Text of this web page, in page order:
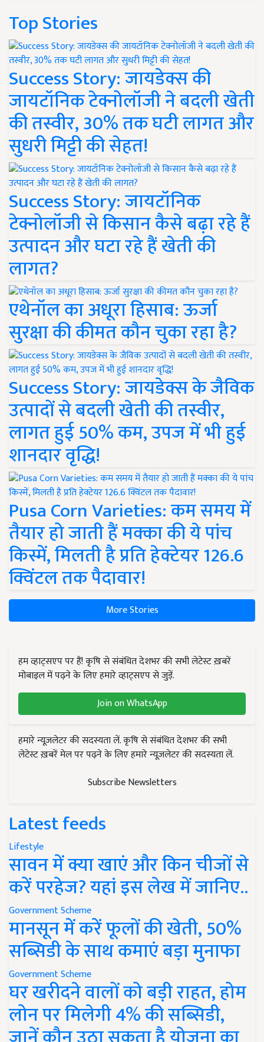
Top Stories
Success Story: जायडेक्स की
जायटॉनिक टेक्नोलॉजी ने बदली खेती
की तस्वीर, 30% तक घटी लागत और
सुधरी मिट्टी की सेहत!
Success Story: जायटॉनिक
टेक्नोलॉजी से किसान कैसे बढ़ा रहे हैं
उत्पादन और घटा रहे हैं खेती की
लागत?
एथेनॉल का अधूरा हिसाब: ऊर्जा
सुरक्षा की कीमत कौन चुका रहा है?
Success Story: जायडेक्स के जैविक
उत्पादों से बदली खेती की तस्वीर,
लागत हुई 50% कम, उपज में भी हुई
शानदार वृद्धि!
Pusa Corn Varieties: कम समय में
तैयार हो जाती हैं मक्का की ये पांच
किस्में, मिलती है प्रति हेक्टेयर 126.6
क्विंटल तक पैदावार!
More Stories
हम व्हाट्सएप पर हैं! कृषि से संबंधित देशभर की सभी लेटेस्ट ख़बरें
मोबाइल में पढ़ने के लिए हमारे व्हाट्सएप से जुड़ें.
Join on WhatsApp
हमारे न्यूज़लेटर की सदस्यता लें. कृषि से संबंधित देशभर की सभी
लेटेस्ट ख़बरें मेल पर पढ़ने के लिए हमारे न्यूज़लेटर की सदस्यता लें.
Subscribe Newsletters
Latest feeds
Lifestyle
सावन में क्या खाएं और किन चीजों से
करें परहेज? यहां इस लेख में जानिए..
Government Scheme
मानसून में करें फूलों की खेती, 50%
सब्सिडी के साथ कमाएं बड़ा मुनाफा
Government Scheme
घर खरीदने वालों को बड़ी राहत, होम
लोन पर मिलेगी 4% की सब्सिडी,